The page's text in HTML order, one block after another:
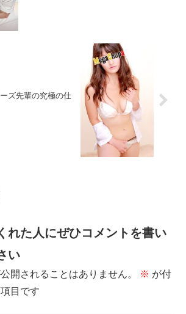
ズ先輩の究極の仕
れた人にぜひコメントを書い
い
開されることはありません。 ※ が付
目です